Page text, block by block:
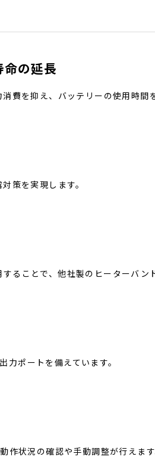
の延長
費を抑え、バッテリーの使用時間
策を実現します。
ことで、他社製のヒーターバン
ポートを備えています。
状況の確認や手動調整が行えます